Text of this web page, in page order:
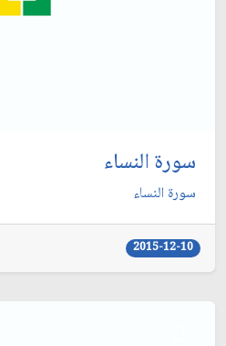
سورة النساء
سورة النساء
2015-12-10